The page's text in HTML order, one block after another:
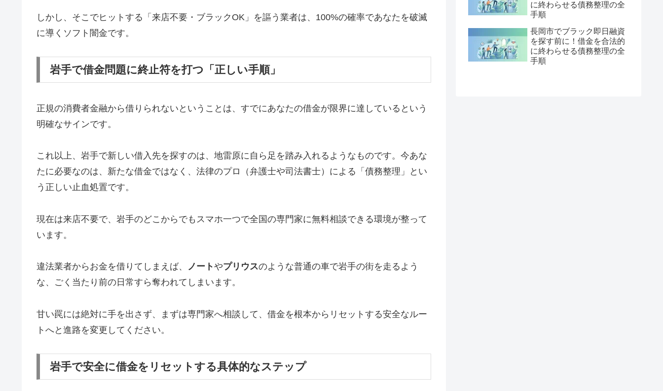
しかし、そこでヒットする「来店不要・ブラックOK」を謳う業者は、100%の確率であなたを破滅
に導くソフト闇金です。
岩手で借金問題に終止符を打つ「正しい手順」
正規の消費者金融から借りられないということは、すでにあなたの借金が限界に達しているという
明確なサインです。
これ以上、岩手で新しい借入先を探すのは、地雷原に自ら足を踏み入れるようなものです。今あな
たに必要なのは、新たな借金ではなく、法律のプロ（弁護士や司法書士）による「債務整理」とい
う正しい止血処置です。
現在は来店不要で、岩手のどこからでもスマホ一つで全国の専門家に無料相談できる環境が整って
います。
違法業者からお金を借りてしまえば、 ノートやプリウスのような普通の車で岩手の街を走るよう
な、ごく当たり前の日常すら奪われてしまいます。
甘い罠には絶対に手を出さず、まずは専門家へ相談して、借金を根本からリセットする安全なルー
トへと進路を変更してください。
岩手で安全に借金をリセットする具体的なステップ
に終わらせる債務整理の全
手順
長岡市でブラック即日融資
を探す前に！借金を合法的
に終わらせる債務整理の全
手順